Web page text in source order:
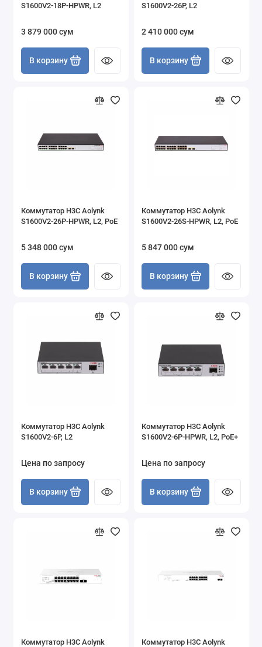
S1600V2-18P-HPWR, L2
3 879 000 сум
В корзину
S1600V2-26P, L2
2 410 000 сум
В корзину
Коммутатор H3C Aolynk
S1600V2-26P-HPWR, L2, PoE
5 348 000 сум
В корзину
Коммутатор H3C Aolynk
S1600V2-26S-HPWR, L2, PoE
5 847 000 сум
В корзину
Коммутатор H3C Aolynk
S1600V2-6P, L2
Цена по запросу
В корзину
Коммутатор H3C Aolynk
S1600V2-6P-HPWR, L2, PoE+
Цена по запросу
В корзину
Коммутатор H3C Aolynk
Коммутатор H3C Aolynk